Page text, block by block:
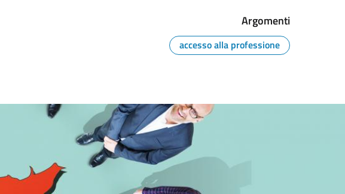
Argomenti
accesso alla professione